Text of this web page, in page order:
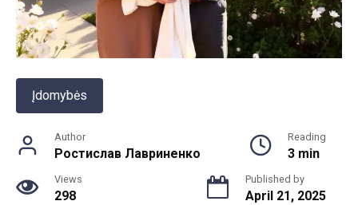
Įdomybės
Author
Ростислав Лавриненко
Reading
3 min
Views
298
Published by
April 21, 2025